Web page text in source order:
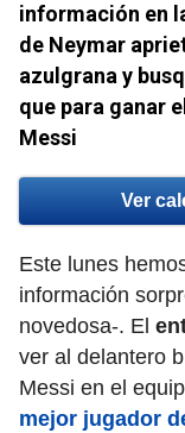
información en
de Neymar
azulgrana y
que para ganar
Messi
Ver
Este lunes
información
novedosa-. El
ver al delantero
Messi en el
mejor jugador